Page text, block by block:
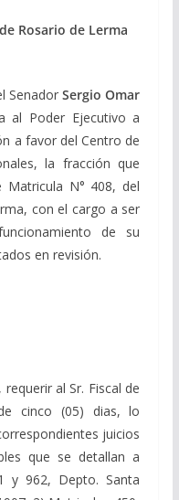
Rosario de Lerma
SenadorSergio Omar
al Poder Ejecutivo a
a favor del Centro de
la fracción que
Matricula N° 408, del
con el cargo a ser
de su
en revisión.
, requerir al Sr. Fiscal de
cinco (05) dias, lo
juicios
que se detallan a
y 962, Depto. Santa